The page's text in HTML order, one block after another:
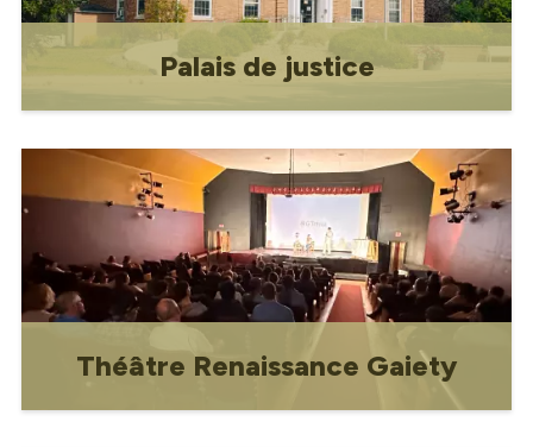
Palais de justice
influencé par les styles coloniaux, est
l'un des cinq palais de justice identiques
construits à partir d'un plan standard.
Les autres se trouvent à Wynyard,
Shaunavon, Assiniboia et Melfort. Situé
le long de la rue
Théâtre Renaissance Gaiety